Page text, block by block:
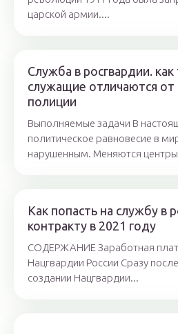
царской армии....
Служба в росгвардии.
служащие отличаются от
полиции
Выполняемые задачи В
политическое равновесие в
нарушенным. Меняются
Как попасть на службу в
контракту в 2021 году
СОДЕРЖАНИЕ Заработная
Нацгвардии России Сразу
создании Нацгвардии...